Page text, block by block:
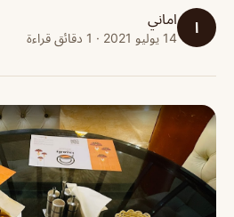
ا اماني
14 يوليو 2021 · 1 دقائق قراءة